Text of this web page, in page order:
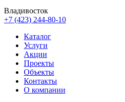
Владивосток
+7 (423) 244-80-10
Каталог
Услуги
Акции
Проекты
Объекты
Контакты
О компании